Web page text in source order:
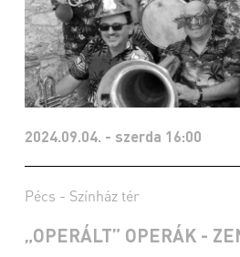
2024.09.04. - szerda 16:00
Pécs - Színház tér
„OPERÁLT” OPERÁK -